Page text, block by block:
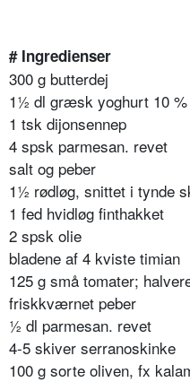
# Ingredienser
300 g butterdej
1½ dl græsk yoghurt 10 %
1 tsk dijonsennep
4 spsk parmesan. revet
salt og peber
1½ rødløg, snittet i tynde
1 fed hvidløg finthakket
2 spsk olie
bladene af 4 kviste timian
125 g små tomater;
friskkværnet peber
½ dl parmesan. revet
4-5 skiver serranoskinke
100 g sorte oliven, fx